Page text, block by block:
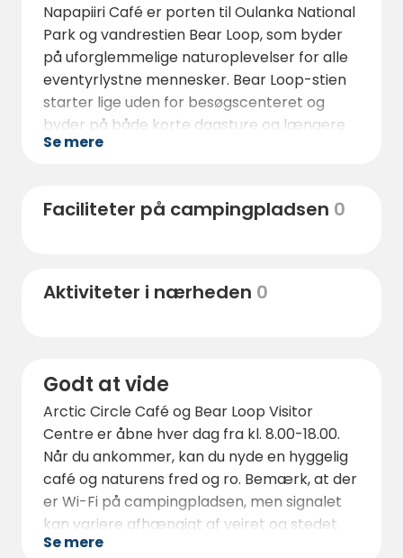
Napapiiri Café er porten til Oulanka National
Park og vandrestien Bear Loop, som byder
på uforglemmelige naturoplevelser for alle
eventyrlystne mennesker. Bear Loop-stien
starter lige uden for besøgscenteret og
byder på både korte dagsture og længere
vandreture, der varer flere dage. Undervejs
Hvis du er på udkig efter noget mere
campingpladsen. Her kan du svømme, lave
Krakow og Salla har også lokale
restauranter, barer og butikker inden for en
kort køretur fra campingpladsen.
Turistcentret Sallatunturi ligger ca. 45 km
væk og tilbyder flere aktiviteter som f.eks.
skiløb og spaoplevelser.
Se mere
Faciliteter på campingpladsen 0
Aktiviteter i nærheden 0
Godt at vide
Arctic Circle Café og Bear Loop Visitor
Centre er åbne hver dag fra kl. 8.00-18.00.
Når du ankommer, kan du nyde en hyggelig
café og naturens fred og ro. Bemærk, at der
er Wi-Fi på campingpladsen, men signalet
kan variere afhængigt af vejret og stedet.
Se mere